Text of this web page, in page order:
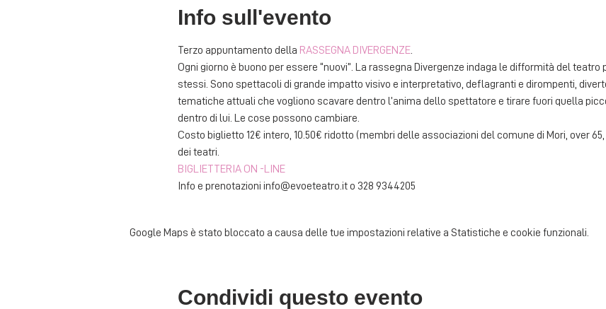
Info sull'evento
Terzo appuntamento della RASSEGNA DIVERGENZE.
Ogni giorno è buono per essere “nuovi”. La rassegna Divergenze indaga le difformità del
stessi. Sono spettacoli di grande impatto visivo e interpretativo, deflagranti e dirompenti,
tematiche attuali che vogliono scavare dentro l’anima dello spettatore e tirare fuori quella
dentro di lui. Le cose possono cambiare.
Costo biglietto 12€ intero, 10.50€ ridotto (membri delle associazioni del comune di Mori, over
dei teatri.
BIGLIETTERIA ON -LINE
Info e prenotazioni info@evoeteatro.it o 328 9344205
Google Maps è stato bloccato a causa delle tue impostazioni relative a Statistiche e cookie funzionali.
Condividi questo evento